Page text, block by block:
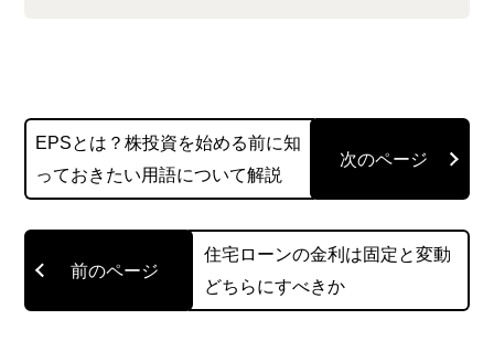
を使い分けながら、自分にとって最適な使い方を
模索中。毎月貯まっていくポイントを見ながらそ
味はラーメンの食べ歩きです。
このライターの記事一覧を見る
EPSとは？株投資を始める前に知
っておきたい用語について解説
住宅ローンの金利は固定と変動
どちらにすべきか